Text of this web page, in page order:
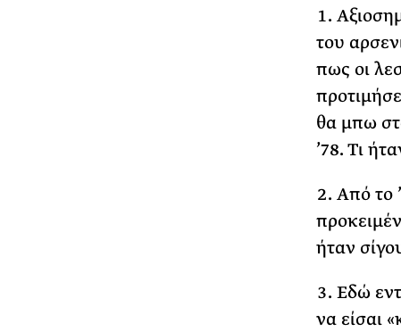
του
πως οι
θα μπω
’78. Τι
Από το
ήταν
Εδώ
να είσαι